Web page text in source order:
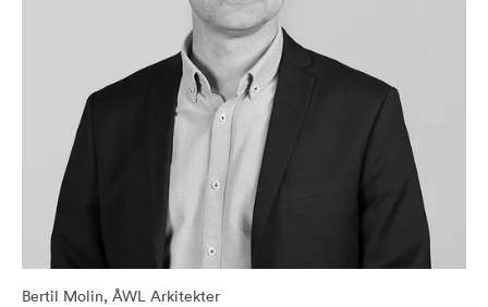
Bertil Molin, ÅWL Arkitekter